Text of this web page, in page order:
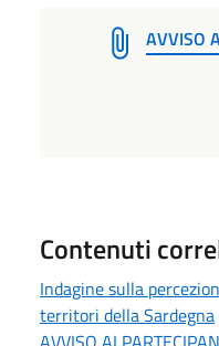
AVVISO
Contenuti
Indagine sulla
territori della Sardegna